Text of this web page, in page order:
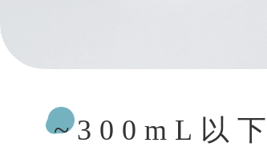
~300mL以下